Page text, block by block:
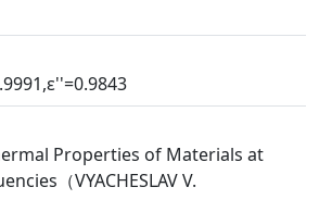
Properties of Materials at
（VYACHESLAV V.